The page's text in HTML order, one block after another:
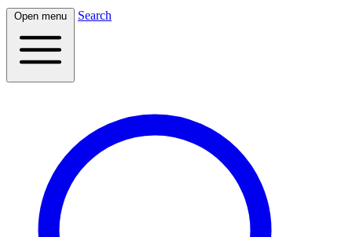
Open menu Search